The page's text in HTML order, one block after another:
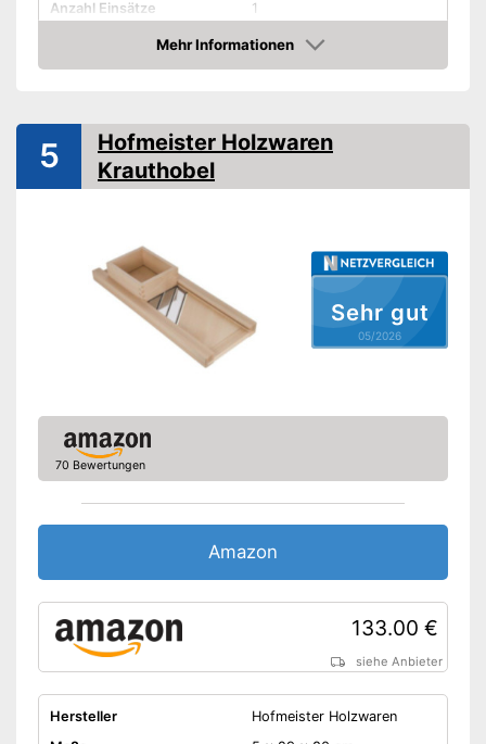
Anzahl Einsätze
1
Anzahl Scheibenstärken
1
Mögliche Schnittformen
- Scheiben
Aufbewahrungsbehälter
Spülmaschinengeeignet
Besteht aus rostfreiem
Das Geschnittene fällt gleich
in den Restehalter
Amazon Lieferzeit
Mehr Informationen
Amazon
Sehr gut
05/2026
5
Hofmeister Holzwaren
Krauthobel
70 Bewertungen
Amazon
133.00 €
siehe Anbieter
Hersteller
Hofmeister Holzwaren